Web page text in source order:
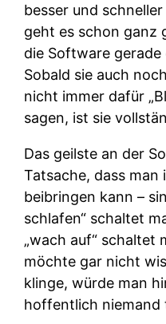
besser und
geht es schon ganz
die Software
Sobald sie auch
nicht immer dafür
sagen, ist sie
Das geilste an der
Tatsache, dass man
beibringen kann –
schlafen“ schaltet
„wach auf“ schaltet
möchte gar nicht
klinge, würde man
hoffentlich niemand